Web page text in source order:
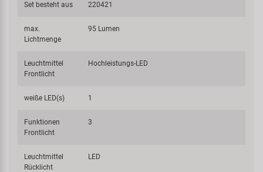
Set besteht aus 220421
max.
Lichtmenge
95 Lumen
Leuchtmittel
Frontlicht
Hochleistungs-LED
weiße LED(s) 1
Funktionen
Frontlicht
3
Leuchtmittel
Rücklicht
LED